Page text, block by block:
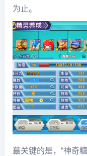
为止。
蕞关键的是，“神奇